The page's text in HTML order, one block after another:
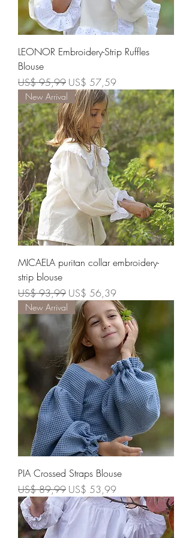
LEONOR Embroidery-Strip Ruffles
Blouse
Preço normal
US$ 95,99 Preço promocional
US$ 57,59
New Arrival
MICAELA puritan collar embroidery-
strip blouse
Preço normal
US$ 93,99 Preço promocional
US$ 56,39
New Arrival
PIA Crossed Straps Blouse
Preço normal
US$ 89,99 Preço promocional
US$ 53,99